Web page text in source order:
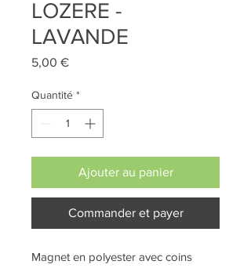
LOZERE -
LAVANDE
5,00 €Prix
Quantité *
Ajouter au panier
Commander et payer
Magnet en polyester avec coins